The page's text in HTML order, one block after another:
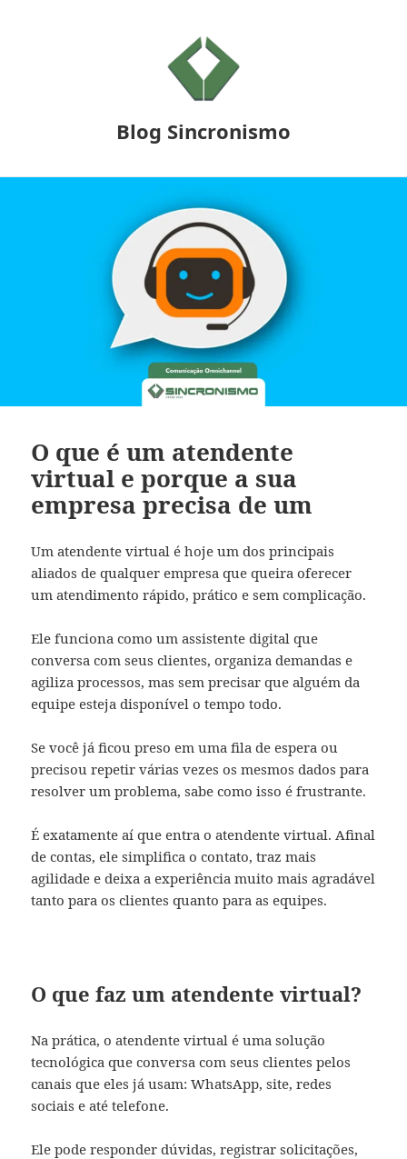
Blog Sincronismo
O que é um atendente
virtual e porque a sua
empresa precisa de um
Um atendente virtual é hoje um dos principais
aliados de qualquer empresa que queira oferecer
um atendimento rápido, prático e sem complicação.
Ele funciona como um assistente digital que
conversa com seus clientes, organiza demandas e
agiliza processos, mas sem precisar que alguém da
equipe esteja disponível o tempo todo.
Se você já ficou preso em uma fila de espera ou
precisou repetir várias vezes os mesmos dados para
resolver um problema, sabe como isso é frustrante.
É exatamente aí que entra o atendente virtual. Afinal
de contas, ele simplifica o contato, traz mais
agilidade e deixa a experiência muito mais agradável
tanto para os clientes quanto para as equipes.
O que faz um atendente virtual?
Na prática, o atendente virtual é uma solução
tecnológica que conversa com seus clientes pelos
canais que eles já usam: WhatsApp, site, redes
sociais e até telefone.
Ele pode responder dúvidas, registrar solicitações,